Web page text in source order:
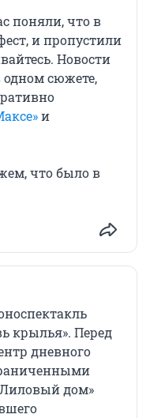
поняли, что в
и пропустили
Новости
сюжете,
и
что было в
крылья». Перед
дневного
дом»